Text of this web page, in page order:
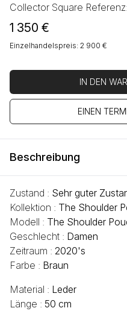
Collector Square
1 350 €
Einzelhandelspreis: 2 900 €
IN DEN
EINEN
Beschreibung
Zustand : Sehr guter
Kollektion : The Shoulder
Modell : The Shoulder
Geschlecht : Damen
Zeitraum : 2020's
Farbe : Braun
Material : Leder
Länge : 50 cm